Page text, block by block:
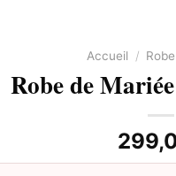
Accueil /
Robe de